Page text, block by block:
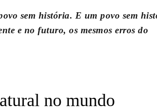
sem história. E um povo sem
e no futuro, os mesmos erros do
no mundo